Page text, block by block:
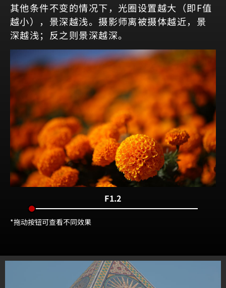
其他条件不变的情况下，光圈设置越大（即F值
越小），景深越浅。摄影师离被摄体越近，景
深越浅；反之则景深越深。
F1.2
*拖动按钮可查看不同效果